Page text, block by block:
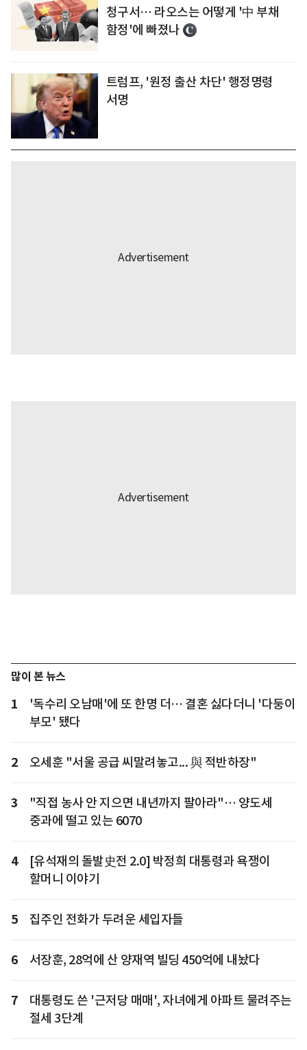
청구서… 라오스는 어떻게 '中 부채
함정'에 빠졌나
트럼프, '원정 출산 차단' 행정명령
서명
많이 본 뉴스
1
'독수리 오남매'에 또 한명 더… 결혼 싫다더니 '다둥이
부모' 됐다
2 오세훈 "서울 공급 씨말려놓고... 與 적반하장"
3
"직접 농사 안 지으면 내년까지 팔아라"… 양도세
중과에 떨고 있는 6070
4
[유석재의 돌발史전 2.0] 박정희 대통령과 욕쟁이
할머니 이야기
5 집주인 전화가 두려운 세입자들
6 서장훈, 28억에 산 양재역 빌딩 450억에 내놨다
7
대통령도 쓴 '근저당 매매', 자녀에게 아파트 물려주는
절세 3단계